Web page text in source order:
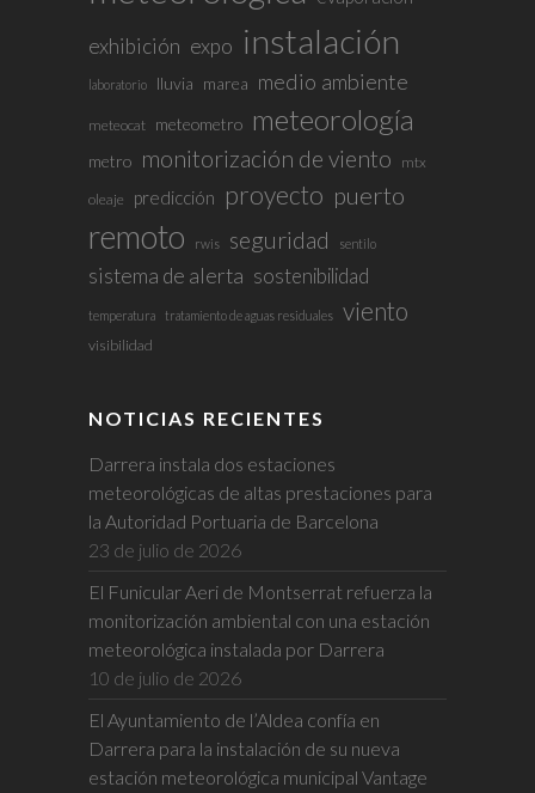
exhibición expo instalación
laboratorio lluvia marea medio ambiente
meteocat meteometro meteorología
metro monitorización de viento mtx
oleaje predicción proyecto puerto
remoto rwis seguridad sentilo
sistema de alerta sostenibilidad
temperatura tratamiento de aguas residuales viento
visibilidad
NOTICIAS RECIENTES
Darrera instala dos estaciones
meteorológicas de altas prestaciones para
la Autoridad Portuaria de Barcelona
23 de julio de 2026
El Funicular Aeri de Montserrat refuerza la
monitorización ambiental con una estación
meteorológica instalada por Darrera
10 de julio de 2026
El Ayuntamiento de l’Aldea confía en
Darrera para la instalación de su nueva
estación meteorológica municipal Vantage